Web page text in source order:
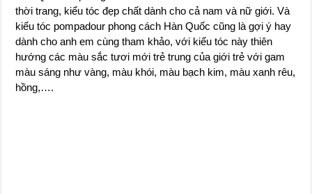
thời trang, kiểu tóc đẹp chất dành cho cả nam và nữ giới. Và
kiểu tóc pompadour phong cách Hàn Quốc cũng là gợi ý hay
dành cho anh em cùng tham khảo, với kiểu tóc này thiên
hướng các màu sắc tươi mới trẻ trung của giới trẻ với gam
màu sáng như vàng, màu khói, màu bạch kim, màu xanh rêu,
hồng,….